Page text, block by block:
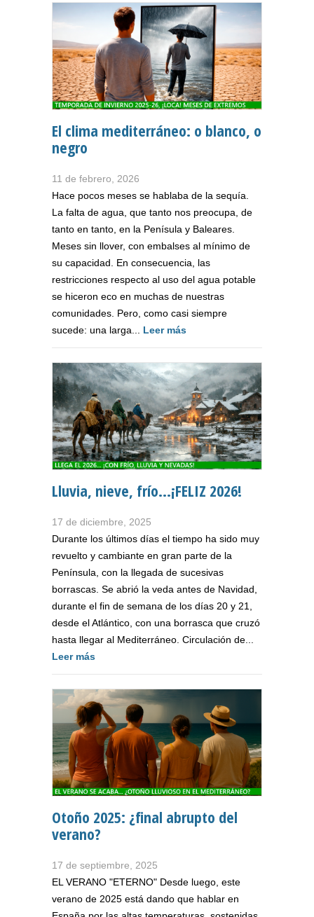
El clima mediterráneo: o blanco, o
negro
11 de febrero, 2026
Hace pocos meses se hablaba de la sequía.
La falta de agua, que tanto nos preocupa, de
tanto en tanto, en la Penísula y Baleares.
Meses sin llover, con embalses al mínimo de
su capacidad. En consecuencia, las
restricciones respecto al uso del agua potable
se hiceron eco en muchas de nuestras
comunidades. Pero, como casi siempre
sucede: una larga... Leer más
Lluvia, nieve, frío...¡FELIZ 2026!
17 de diciembre, 2025
Durante los últimos días el tiempo ha sido muy
revuelto y cambiante en gran parte de la
Península, con la llegada de sucesivas
borrascas. Se abrió la veda antes de Navidad,
durante el fin de semana de los días 20 y 21,
desde el Atlántico, con una borrasca que cruzó
hasta llegar al Mediterráneo. Circulación de...
Leer más
Otoño 2025: ¿final abrupto del
verano?
17 de septiembre, 2025
EL VERANO "ETERNO" Desde luego, este
verano de 2025 está dando que hablar en